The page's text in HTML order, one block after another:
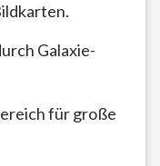
Galaxie-
für große